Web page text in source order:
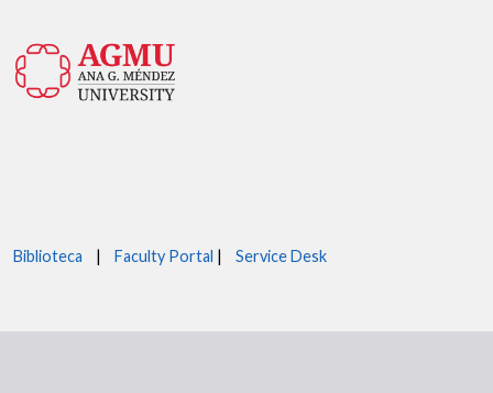
Biblioteca | Faculty Portal | Service Desk